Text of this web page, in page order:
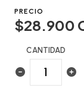
PRECIO
$28.900
CANTIDAD